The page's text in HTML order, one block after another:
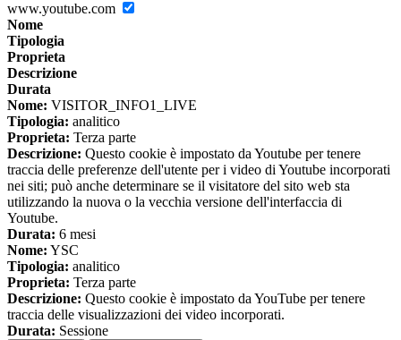
www.youtube.com
Nome
Tipologia
Proprieta
Descrizione
Durata
Nome: VISITOR_INFO1_LIVE
Tipologia: analitico
Proprieta: Terza parte
Descrizione: Questo cookie è impostato da Youtube per tenere
traccia delle preferenze dell'utente per i video di Youtube incorporati
nei siti; può anche determinare se il visitatore del sito web sta
utilizzando la nuova o la vecchia versione dell'interfaccia di
Youtube.
Durata: 6 mesi
Nome: YSC
Tipologia: analitico
Proprieta: Terza parte
Descrizione: Questo cookie è impostato da YouTube per tenere
traccia delle visualizzazioni dei video incorporati.
Durata: Sessione